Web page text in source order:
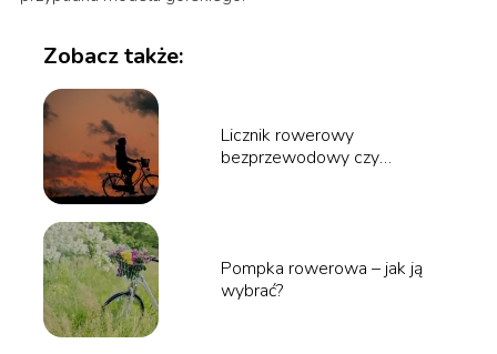
Zobacz także:
Licznik rowerowy
bezprzewodowy czy
Pompka rowerowa – jak ją
wybrać?